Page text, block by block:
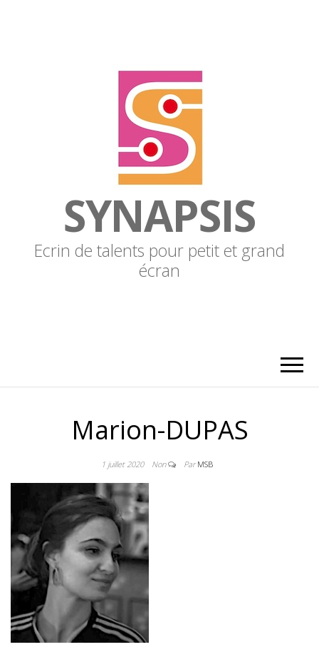
SYNAPSIS
Ecrin de talents pour petit et grand
écran
Marion-DUPAS
1 juillet 2020 Non ParMSB